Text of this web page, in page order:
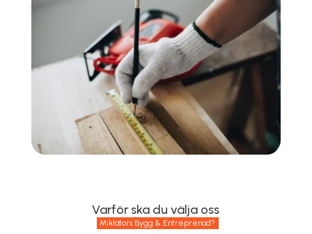
Varför ska du välja oss
Miklators Bygg & Entreprenad?